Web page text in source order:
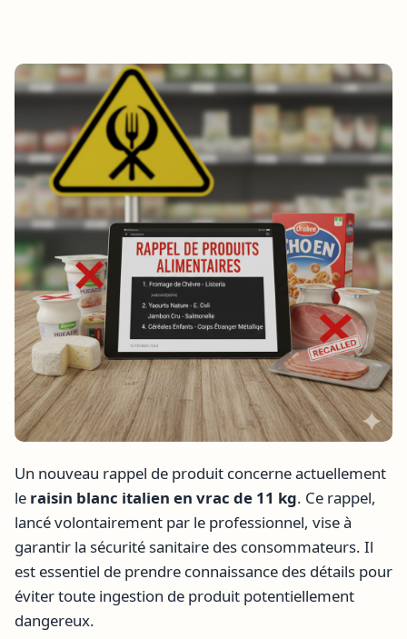
Un nouveau rappel de produit concerne actuellement
le raisin blanc italien en vrac de 11 kg. Ce rappel,
lancé volontairement par le professionnel, vise à
garantir la sécurité sanitaire des consommateurs. Il
est essentiel de prendre connaissance des détails pour
éviter toute ingestion de produit potentiellement
dangereux.